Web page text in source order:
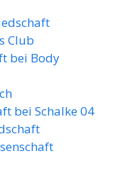
Club
bei Body
bei Schalke 04